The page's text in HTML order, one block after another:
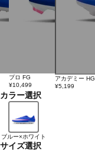
プロ FG
¥10,499
アカデミー HG
¥5,199
カラー選択
ブルー×ホワイト
サイズ選択